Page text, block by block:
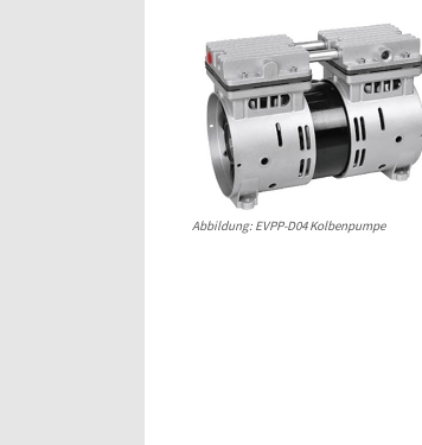
Abbildung: EVPP-D04 Kolbenpumpe